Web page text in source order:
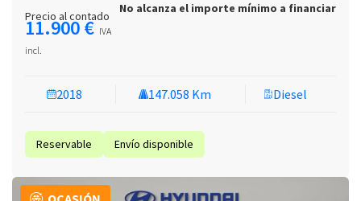
2018 147.058 Km Diesel
Reservable Envío disponible
Precio al contado
11.900 € IVA
incl.
No alcanza el importe mínimo a financiar